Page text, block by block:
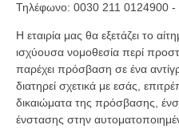
Τηλέφωνο: 0030 211 0124900 -
Η εταιρία μας θα εξετάζει το
ισχύουσα νομοθεσία περί
παρέχει πρόσβαση σε ένα
διατηρεί σχετικά με εσάς,
δικαιώματα της πρόσβασης,
ένστασης στην